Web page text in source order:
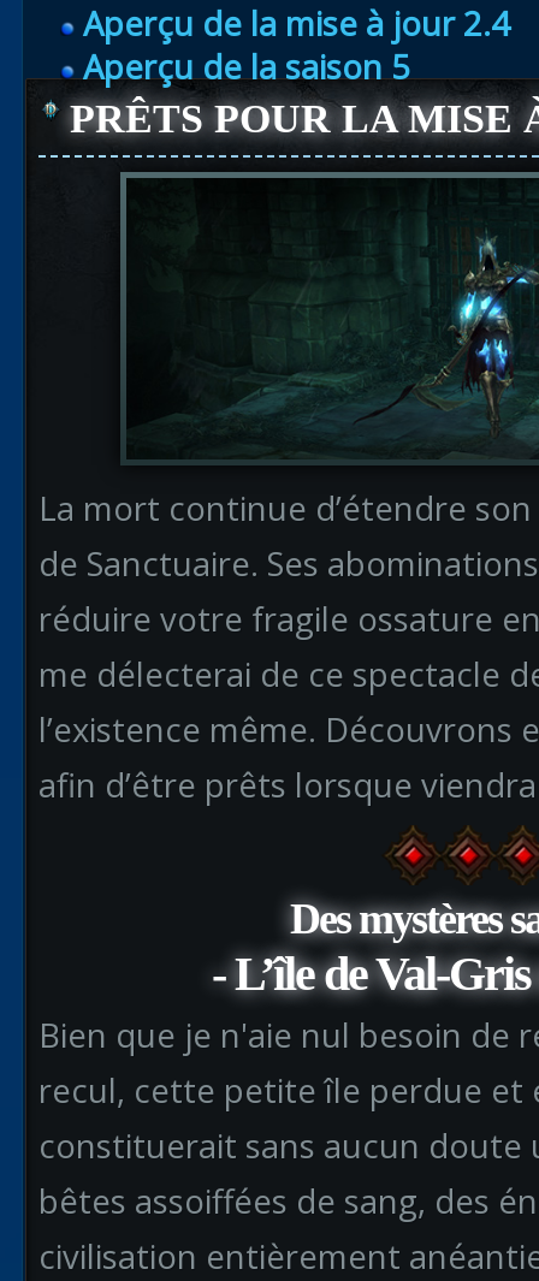
Aperçu de la mise à jour 2.4
Aperçu de la saison 5
PRÊTS POUR LA MISE
La mort continue d’étendre
de Sanctuaire. Ses
réduire votre fragile ossature
me délecterai de ce spectacle
l’existence même. Découvrons
afin d’être prêts lorsque
Des mystères
- L’île de Val-
Bien que je n'aie nul besoin de
recul, cette petite île perdue et
constituerait sans aucun doute
bêtes assoiffées de sang, des
civilisation entièrement